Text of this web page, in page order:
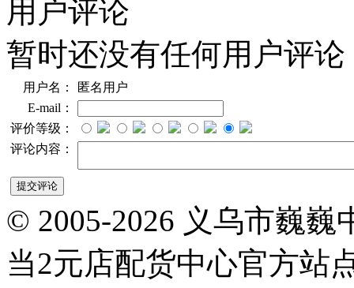
用户评论
暂时还没有任何用户评论
用户名：
匿名用户
E-mail：
评价等级：
评论内容：
© 2005-2026 义乌市巍
当2元店配货中心官方站